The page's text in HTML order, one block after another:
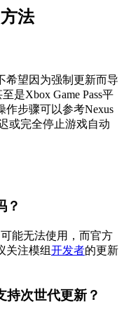
法
希望因为强制更新而导
是Xbox Game Pass平
作步骤可以参考Nexus
或完全停止游戏自动
？
能无法使用，而官方
关注模组开发者的更新
持次世代更新？